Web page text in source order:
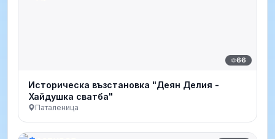
66
Историческа възстановка "Деян Делия -
Хайдушка сватба"
Паталеница